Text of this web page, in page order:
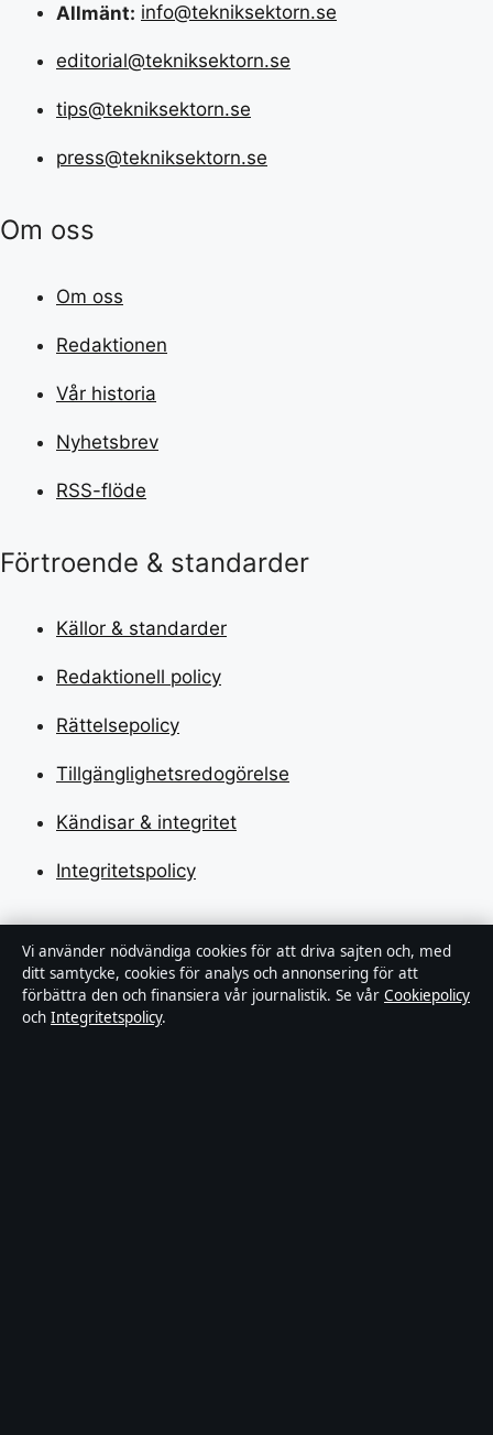
Allmänt: info@tekniksektorn.se
editorial@tekniksektorn.se
tips@tekniksektorn.se
press@tekniksektorn.se
Om oss
Om oss
Redaktionen
Vår historia
Nyhetsbrev
RSS-flöde
Förtroende & standarder
Källor & standarder
Redaktionell policy
Rättelsepolicy
Tillgänglighetsredogörelse
Kändisar & integritet
Integritetspolicy
Om Tekniksektorn i korthet
Tekniksektorn är en oberoende svensk digital
nyhetssajt med fokus på film, tv, kultur och
Vi använder nödvändiga cookies för att driva sajten och, med
ditt samtycke, cookies för analys och annonsering för att
förbättra den och finansiera vår journalistik. Se vår Cookiepolicy
och Integritetspolicy.